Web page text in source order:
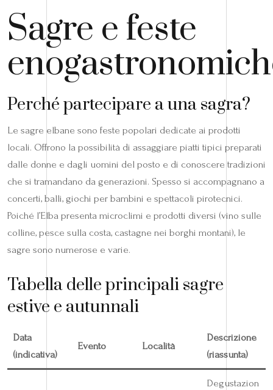
Sagre e feste
Perché partecipare a una sagra?
Le sagre elbane sono feste popolari dedicate ai prodotti
locali. Offrono la possibilità di assaggiare piatti tipici preparati
dalle donne e dagli uomini del posto e di conoscere tradizioni
che si tramandano da generazioni. Spesso si accompagnano a
concerti, balli, giochi per bambini e spettacoli pirotecnici.
Poiché l’Elba presenta microclimi e prodotti diversi (vino sulle
colline, pesce sulla costa, castagne nei borghi montani), le
sagre sono numerose e varie.
Tabella delle principali sagre
estive e autunnali
Data
(indicativa)
Evento Località
Descrizione
(riassunta)
Degustazion